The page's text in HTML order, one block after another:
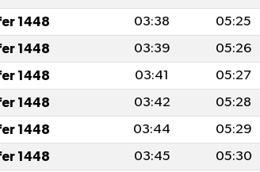
1448 03:38 05:25
1448 03:39 05:26
1448 03:41 05:27
1448 03:42 05:28
1448 03:44 05:29
1448 03:45 05:30